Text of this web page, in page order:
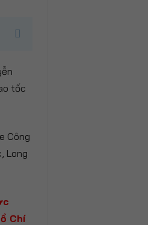
tốc
Công
Long
Chí